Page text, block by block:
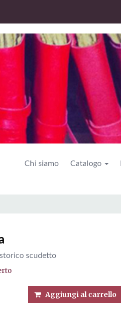
Chi siamo Catalogo
scudetto
Aggiungi al carrello